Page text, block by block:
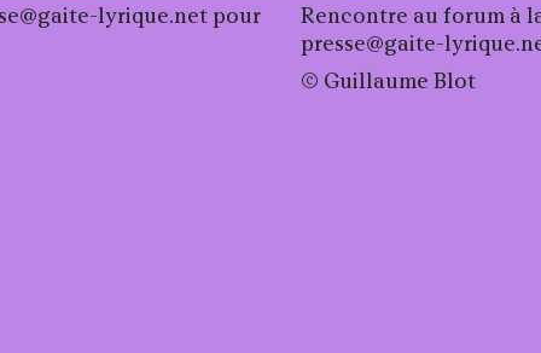
lyrique.net pour
Rencontre au forum à
presse@gaite-
Droits réservés :
© Guillaume Blot